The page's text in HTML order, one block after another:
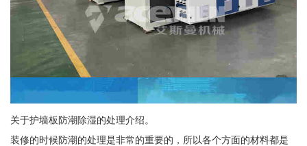
关于护墙板防潮除湿的处理介绍。
装修的时候防潮的处理是非常的重要的，所以各个方面的材料都是